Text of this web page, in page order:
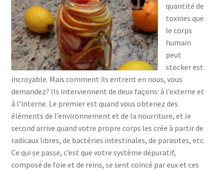
quantité de
toxines que
le corps
humain
peut
stocker est
incroyable. Mais comment ils entrent en nous, vous
demandez? Ils interviennent de deux façons: à l’externe et
à l’interne. Le premier est quand vous obtenez des
éléments de l’environnement et de la nourriture, et le
second arrive quand votre propre corps les crée à partir de
radicaux libres, de bactéries intestinales, de parasites, etc.
Ce qui se passe, c’est que votre système dépuratif,
composé de foie et de reins, se sent coincé par eux et ces